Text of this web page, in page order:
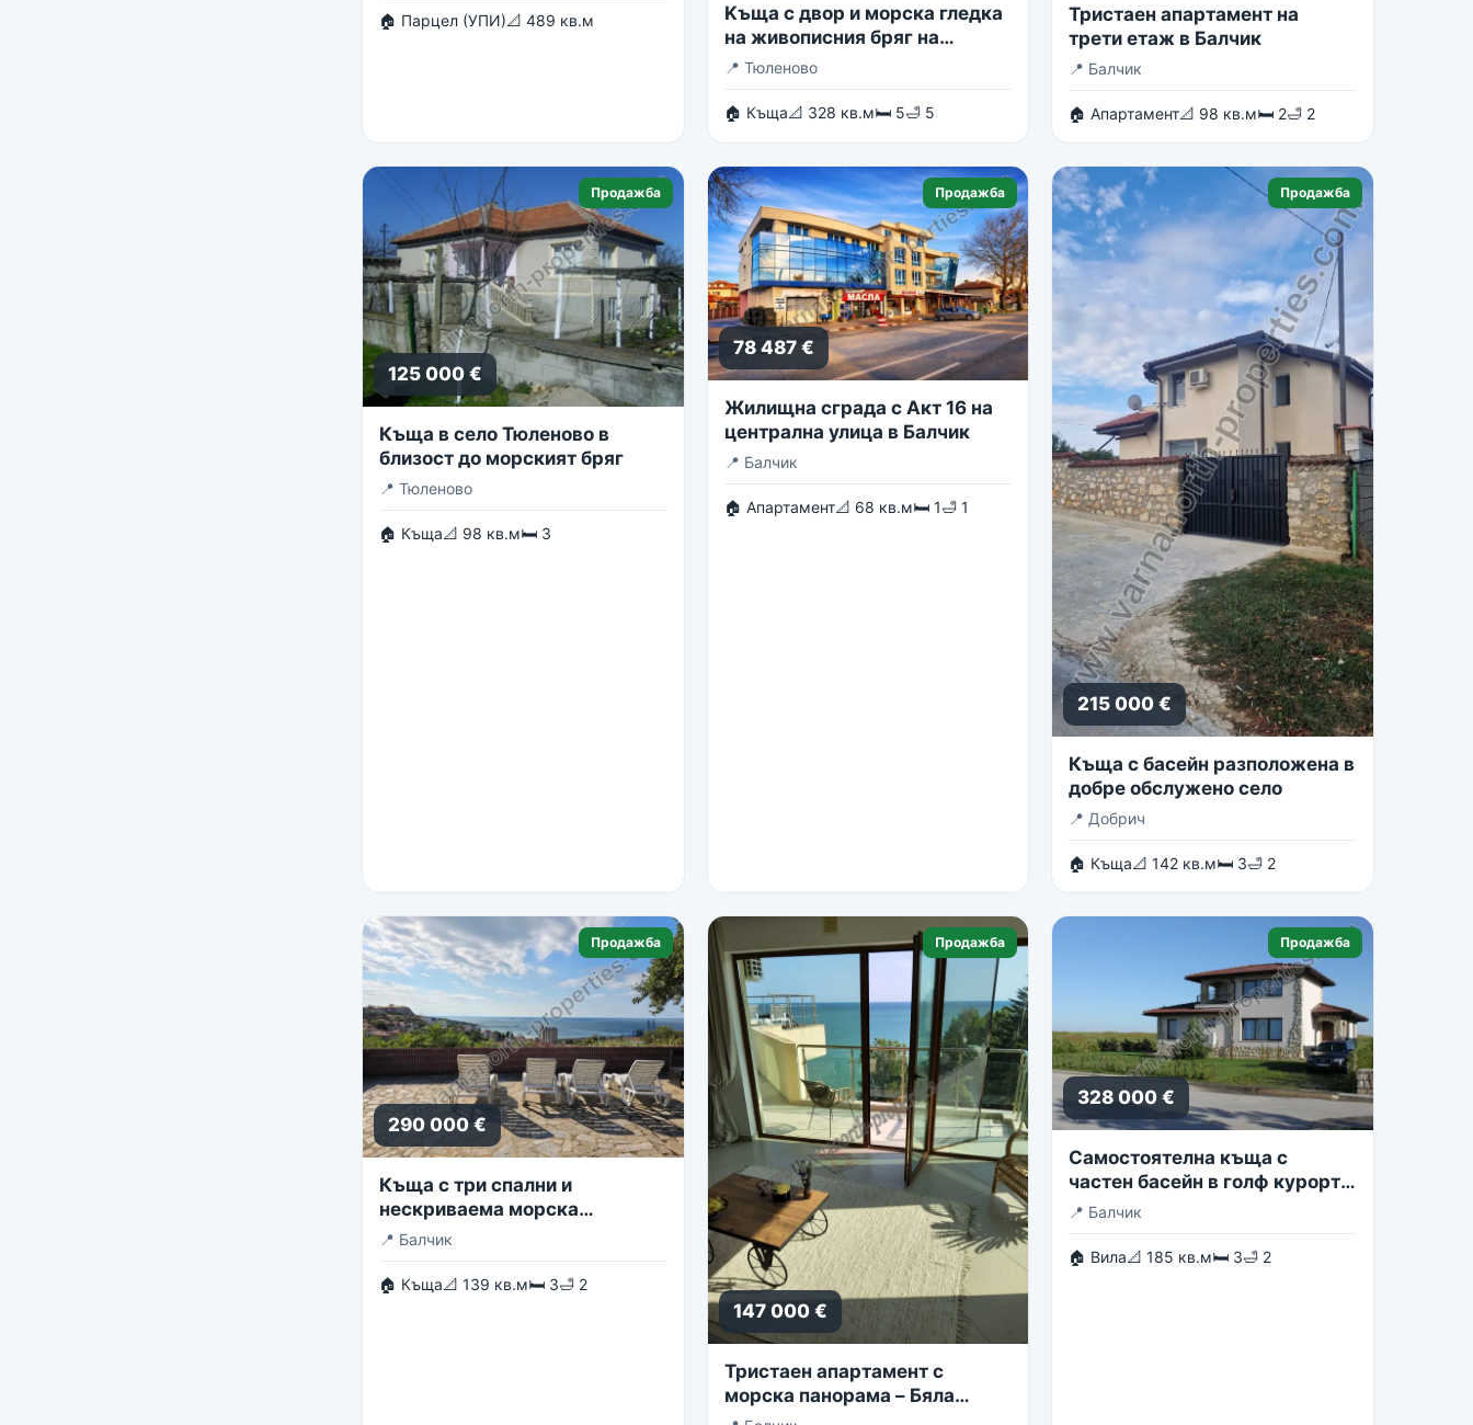
🏠 Парцел (УПИ)📐 489 кв.м
Kъща с двор и морска гледка
на живописния бряг на
Тюленово
📍 Тюленово
🏠 Къща📐 328 кв.м🛏 5🛁 5
Тристаен апартамент на
трети етаж в Балчик
📍 Балчик
🏠 Апартамент📐 98 кв.м🛏 2🛁 2
Продажба
125 000 €
Къща в село Тюленово в
близост до морският бряг
📍 Тюленово
🏠 Къща📐 98 кв.м🛏 3
Продажба
78 487 €
Жилищна сграда с Акт 16 на
централна улица в Балчик
📍 Балчик
🏠 Апартамент📐 68 кв.м🛏 1🛁 1
Продажба
215 000 €
Къща с басейн разположена в
добре обслужено село
📍 Добрич
🏠 Къща📐 142 кв.м🛏 3🛁 2
Продажба
290 000 €
Къща с три спални и
нескриваема морска
панорама
📍 Балчик
🏠 Къща📐 139 кв.м🛏 3🛁 2
Продажба
147 000 €
Тристаен апартамент с
морска панорама – Бяла
Лагуна, комплекс Golf Coast
Продажба
328 000 €
Самостоятелна къща с
частен басейн в голф курорта
Блексирама
📍 Балчик
🏠 Вила📐 185 кв.м🛏 3🛁 2